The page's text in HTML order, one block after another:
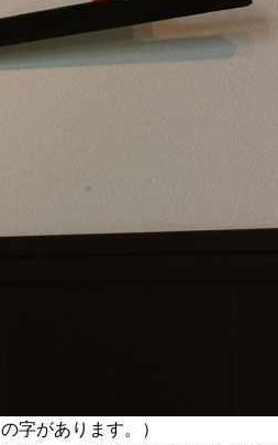
字があります。）